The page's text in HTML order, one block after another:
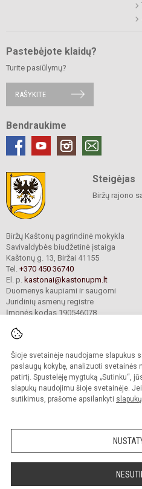
Šioje svetainėje naudojame slapukus
paslaugų kokybę, analizuoti
patirtį. Spustelėję mygtuką „Sutinku“,
slapukų naudojimu šioje svetainėje.
sutikimus, prašome apsilankyti
Pastebėjote klaidų?
Turite pasiūlymų?
RAŠYKITE
Bendraukime
Steigėjas
Biržų rajono
Biržų Kaštonų pagrindinė mokykla
Savivaldybės biudžetinė įstaiga
Kaštonų g. 13, Biržai 41155
Tel. +370 450 36740
El. p. kastonai@kastonupm.lt
Duomenys kaupiami ir saugomi
Juridinių asmenų registre
Įmonės kodas 190546078
© 2024. Biržų Kaštonų pagrindinė
Kopijuoti turinį be raštiško įstaigos
Prieinamumo paraiška
Sumanus būdas atnaujinti